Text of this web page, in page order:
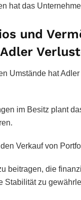
hat das
und
Umstände hat
im Besitz plant
Verkauf von
beitragen, die
Stabilität zu